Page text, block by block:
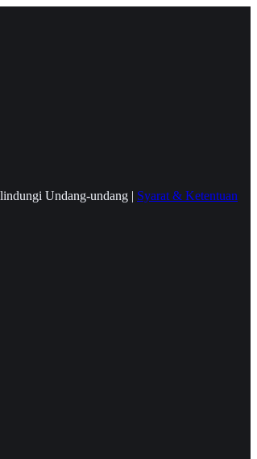
Undang-undang | Syarat & Ketentuan